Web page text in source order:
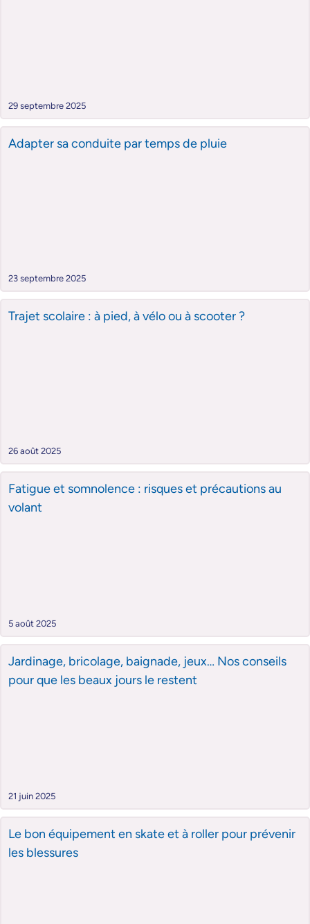
29 septembre 2025
Adapter sa conduite par temps de pluie
23 septembre 2025
Trajet scolaire : à pied, à vélo ou à scooter ?
26 août 2025
Fatigue et somnolence : risques et précautions au
volant
5 août 2025
Jardinage, bricolage, baignade, jeux… Nos conseils
pour que les beaux jours le restent
21 juin 2025
Le bon équipement en skate et à roller pour prévenir
les blessures